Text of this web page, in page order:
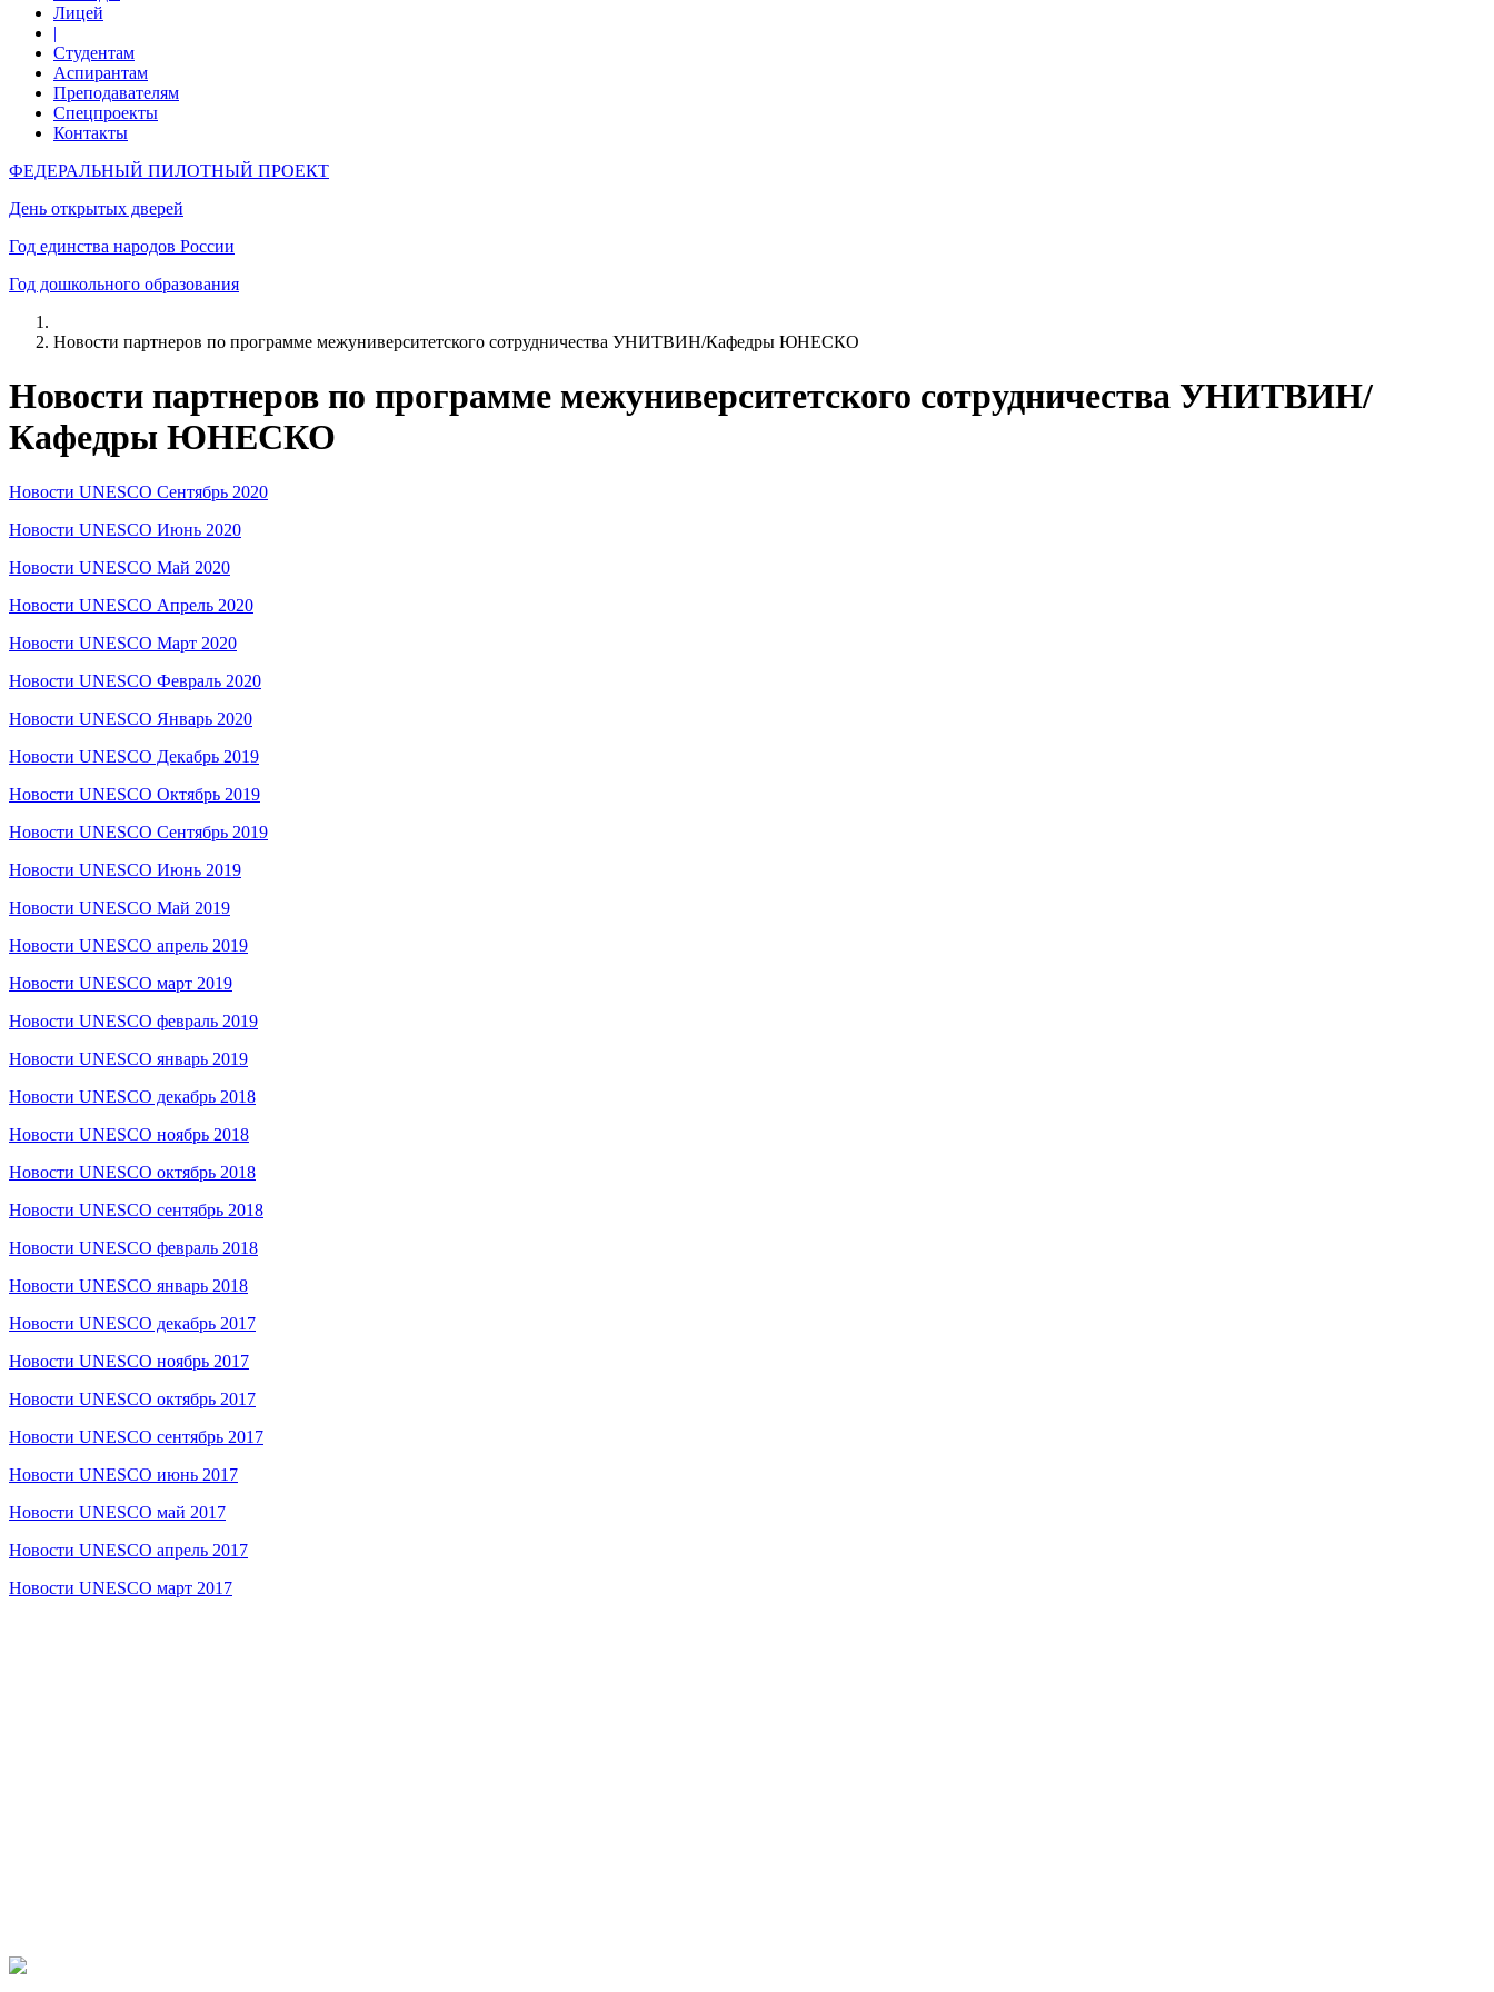
Лицей
|
Студентам
Аспирантам
Преподавателям
Спецпроекты
Контакты
ФЕДЕРАЛЬНЫЙ ПИЛОТНЫЙ ПРОЕКТ
День открытых дверей
Год единства народов России
Год дошкольного образования
Новости партнеров по программе межуниверситетского сотрудничества УНИТВИН/Кафедры ЮНЕСКО
Новости партнеров по программе межуниверситетского сотрудничества УНИТВИН/
Кафедры ЮНЕСКО
Новости UNESCO Сентябрь 2020
Новости UNESCO Июнь 2020
Новости UNESCO Май 2020
Новости UNESCO Апрель 2020
Новости UNESCO Март 2020
Новости UNESCO Февраль 2020
Новости UNESCO Январь 2020
Новости UNESCO Декабрь 2019
Новости UNESCO Октябрь 2019
Новости UNESCO Сентябрь 2019
Новости UNESCO Июнь 2019
Новости UNESCO Май 2019
Новости UNESCO апрель 2019
Новости UNESCO март 2019
Новости UNESCO февраль 2019
Новости UNESCO январь 2019
Новости UNESCO декабрь 2018
Новости UNESCO ноябрь 2018
Новости UNESCO октябрь 2018
Новости UNESCO сентябрь 2018
Новости UNESCO февраль 2018
Новости UNESCO январь 2018
Новости UNESCO декабрь 2017
Новости UNESCO ноябрь 2017
Новости UNESCO октябрь 2017
Новости UNESCO сентябрь 2017
Новости UNESCO июнь 2017
Новости UNESCO май 2017
Новости UNESCO апрель 2017
Новости UNESCO март 2017